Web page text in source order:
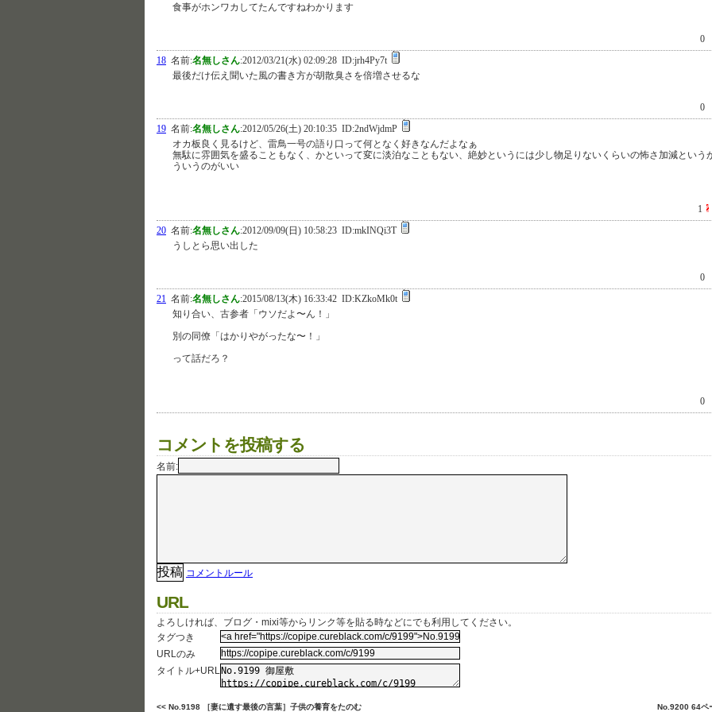
食事がホンワカしてたんですねわかります
0
18 名前:名無しさん:2012/03/21(水) 02:09:28 ID:jrh4Py7t
最後だけ伝え聞いた風の書き方が胡散臭さを倍増させるな
0
19 名前:名無しさん:2012/05/26(土) 20:10:35 ID:2ndWjdmP
オカ板良く見るけど、雷鳥一号の語り口って何となく好きなんだよなぁ
無駄に雰囲気を盛ることもなく、かといって変に淡泊なこともない、絶妙というには少し物足りないくらいの怖さ加減という
ういうのがいい
1
20 名前:名無しさん:2012/09/09(日) 10:58:23 ID:mkINQi3T
うしとら思い出した
0
21 名前:名無しさん:2015/08/13(木) 16:33:42 ID:KZkoMk0t
知り合い、古参者「ウソだよ〜ん！」
別の同僚「はかりやがったな〜！」
って話だろ？
0
コメントを投稿する
名前:
コメントルール
URL
よろしければ、ブログ・mixi等からリンク等を貼る時などにでも利用してください。
タグつき
URLのみ
タイトル+URL
No.9200 64ペ
<< No.9198 ［妻に遺す最後の言葉］子供の養育をたのむ